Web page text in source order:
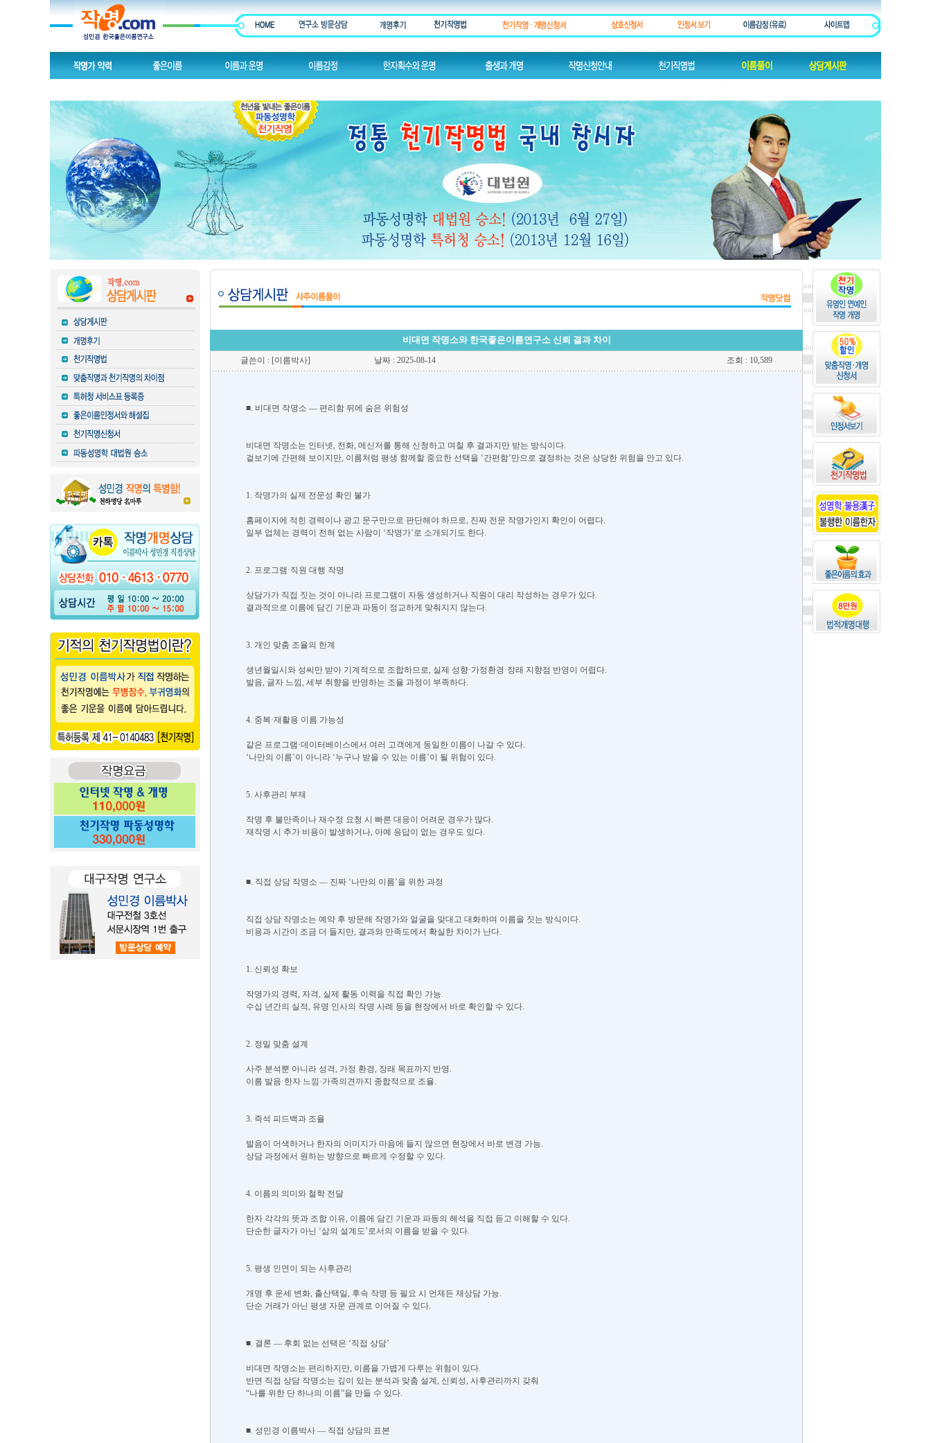
비대면 작명소와 한국좋은이름연구소 신뢰 결과 차이
글쓴이 : [이름박사] 날짜 : 2025-08-14 조회 : 10,589
■. 비대면 작명소 — 편리함 뒤에 숨은 위험성
비대면 작명소는 인터넷, 전화, 메신저를 통해 신청하고 며칠 후 결과지만 받는 방식이다.
겉보기에 간편해 보이지만, 이름처럼 평생 함께할 중요한 선택을 ‘간편함’만으로 결정하는 것은 상당한 위험을 안고 있다.
1. 작명가의 실제 전문성 확인 불가
홈페이지에 적힌 경력이나 광고 문구만으로 판단해야 하므로, 진짜 전문 작명가인지 확인이 어렵다.
일부 업체는 경력이 전혀 없는 사람이 ‘작명가’로 소개되기도 한다.
2. 프로그램·직원 대행 작명
상담가가 직접 짓는 것이 아니라 프로그램이 자동 생성하거나 직원이 대리 작성하는 경우가 있다.
결과적으로 이름에 담긴 기운과 파동이 정교하게 맞춰지지 않는다.
3. 개인 맞춤 조율의 한계
생년월일시와 성씨만 받아 기계적으로 조합하므로, 실제 성향·가정환경·장래 지향점 반영이 어렵다.
발음, 글자 느낌, 세부 취향을 반영하는 조율 과정이 부족하다.
4. 중복·재활용 이름 가능성
같은 프로그램·데이터베이스에서 여러 고객에게 동일한 이름이 나갈 수 있다.
‘나만의 이름’이 아니라 ‘누구나 받을 수 있는 이름’이 될 위험이 있다.
5. 사후관리 부재
작명 후 불만족이나 재수정 요청 시 빠른 대응이 어려운 경우가 많다.
재작명 시 추가 비용이 발생하거나, 아예 응답이 없는 경우도 있다.
■. 직접 상담 작명소 — 진짜 ‘나만의 이름’을 위한 과정
직접 상담 작명소는 예약 후 방문해 작명가와 얼굴을 맞대고 대화하며 이름을 짓는 방식이다.
비용과 시간이 조금 더 들지만, 결과와 만족도에서 확실한 차이가 난다.
1. 신뢰성 확보
작명가의 경력, 자격, 실제 활동 이력을 직접 확인 가능.
수십 년간의 실적, 유명 인사의 작명 사례 등을 현장에서 바로 확인할 수 있다.
2. 정밀 맞춤 설계
사주 분석뿐 아니라 성격, 가정 환경, 장래 목표까지 반영.
이름 발음·한자 느낌·가족의견까지 종합적으로 조율.
3. 즉석 피드백과 조율
발음이 어색하거나 한자의 이미지가 마음에 들지 않으면 현장에서 바로 변경 가능.
상담 과정에서 원하는 방향으로 빠르게 수정할 수 있다.
4. 이름의 의미와 철학 전달
한자 각각의 뜻과 조합 이유, 이름에 담긴 기운과 파동의 해석을 직접 듣고 이해할 수 있다.
단순한 글자가 아닌 ‘삶의 설계도’로서의 이름을 받을 수 있다.
5. 평생 인연이 되는 사후관리
개명 후 운세 변화, 출산택일, 후속 작명 등 필요 시 언제든 재상담 가능.
단순 거래가 아닌 평생 자문 관계로 이어질 수 있다.
■. 결론 — 후회 없는 선택은 ‘직접 상담’
비대면 작명소는 편리하지만, 이름을 가볍게 다루는 위험이 있다.
반면 직접 상담 작명소는 깊이 있는 분석과 맞춤 설계, 신뢰성, 사후관리까지 갖춰
“나를 위한 단 하나의 이름”을 만들 수 있다.
■. 성민경 이름박사 — 직접 상담의 표본